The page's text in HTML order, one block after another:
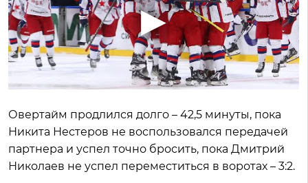
Овертайм продлился долго – 42,5 минуты, пока
Никита Нестеров не воспользовался передачей
партнера и успел точно бросить, пока Дмитрий
Николаев не успел переместиться в воротах – 3:2.